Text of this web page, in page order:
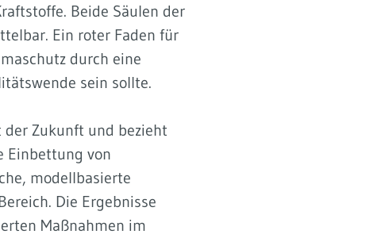
Beide Säulen der
Ein roter Faden für
durch eine
sein sollte.
Zukunft und bezieht
Einbettung von
modellbasierte
Die Ergebnisse
Maßnahmen im